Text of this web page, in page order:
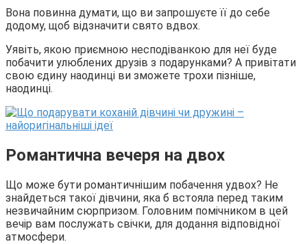
Вона повинна думати, що ви запрошуєте її до себе
додому, щоб відзначити свято вдвох.
Уявіть, якою приємною несподіванкою для неї буде
побачити улюблених друзів з подарунками? А привітати
свою єдину наодинці ви зможете трохи пізніше,
наодинці.
Романтична вечеря на двох
Що може бути романтичнішим побачення удвох? Не
знайдеться такої дівчини, яка б встояла перед таким
незвичайним сюрпризом. Головним помічником в цей
вечір вам послужать свічки, для додання відповідної
атмосфери.